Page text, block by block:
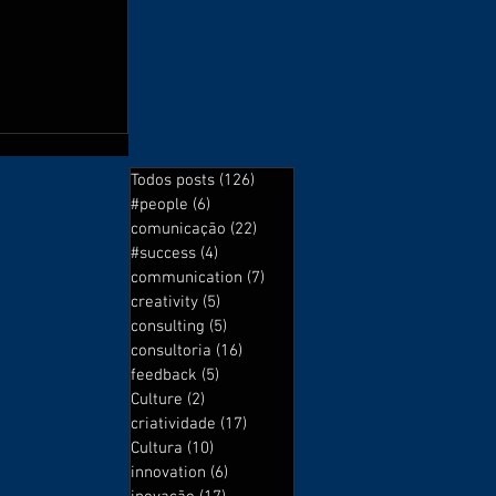
Todos posts (126)
#people (6)
comunicação (22)
#success (4)
communication (7)
creativity (5)
consulting (5)
consultoria (16)
feedback (5)
Culture (2)
criatividade (17)
Cultura (10)
innovation (6)